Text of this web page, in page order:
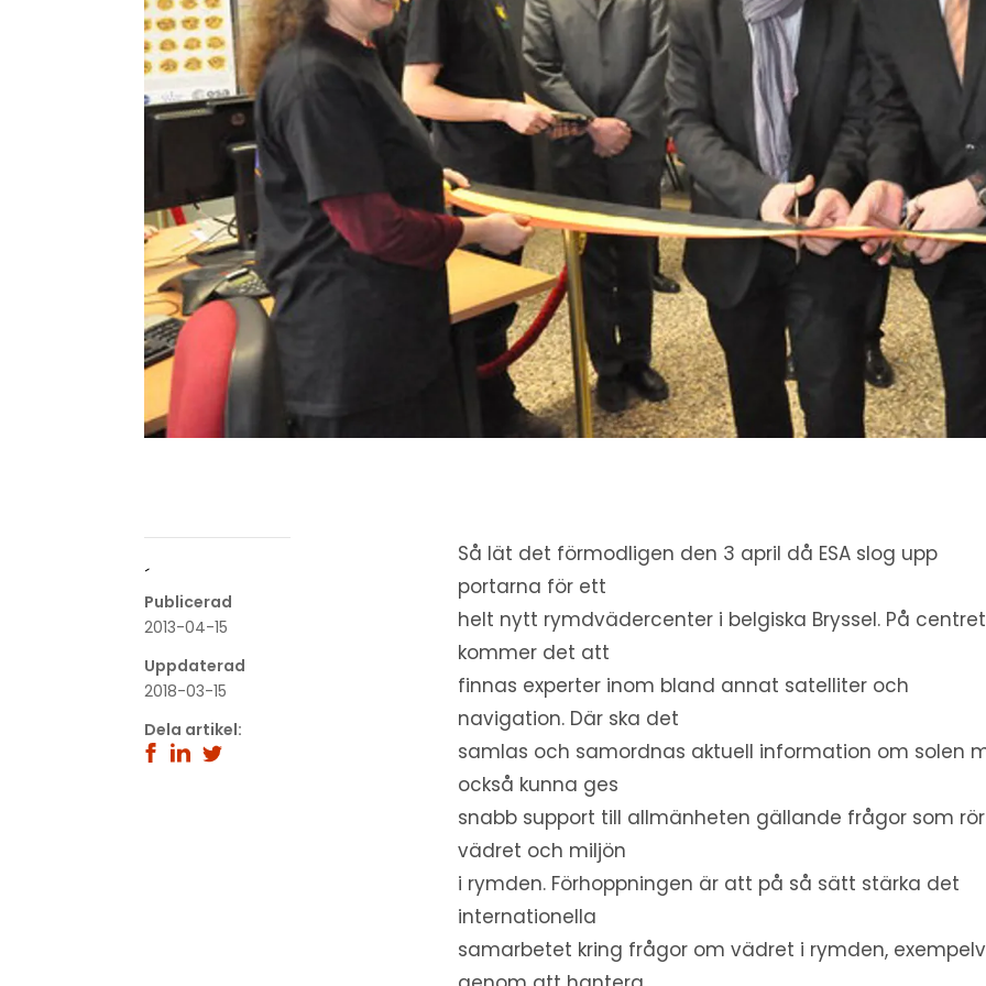
´
Publicerad
2013-04-15
Uppdaterad
2018-03-15
Dela artikel:
Så lät det förmodligen den 3 april då ESA slog upp
portarna för ett
helt nytt rymdvädercenter i belgiska Bryssel. På centret
kommer det att
finnas experter inom bland annat satelliter och
navigation. Där ska det
samlas och samordnas aktuell information om solen
också kunna ges
snabb support till allmänheten gällande frågor som rör
vädret och miljön
i rymden. Förhoppningen är att på så sätt stärka det
internationella
samarbetet kring frågor om vädret i rymden,